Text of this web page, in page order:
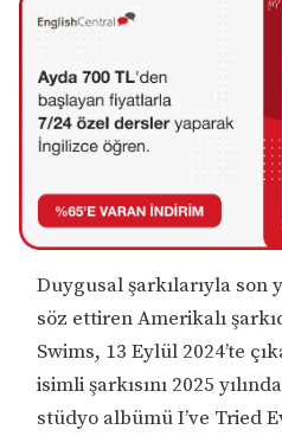
Duygusal şarkılarıyla son
söz ettiren Amerikalı
Swims, 13 Eylül 2024’te
isimli şarkısını 2025
stüdyo albümü I’ve Tried